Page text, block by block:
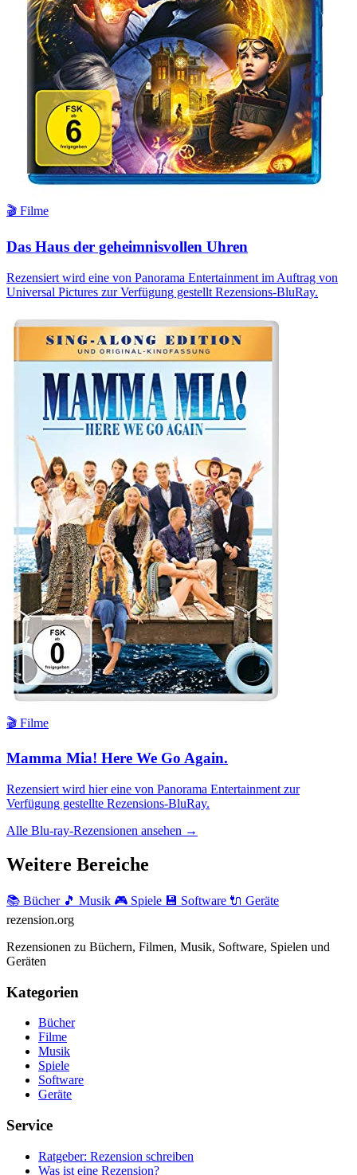
🎬 Filme
Das Haus der geheimnisvollen Uhren
Rezensiert wird eine von Panorama Entertainment im Auftrag von
Universal Pictures zur Verfügung gestellt Rezensions-BluRay.
🎬 Filme
Mamma Mia! Here We Go Again.
Rezensiert wird hier eine von Panorama Entertainment zur
Verfügung gestellte Rezensions-BluRay.
Alle Blu-ray-Rezensionen ansehen →
Weitere Bereiche
📚 Bücher 🎵 Musik 🎮 Spiele 💾 Software 🔌 Geräte
rezension.org
Rezensionen zu Büchern, Filmen, Musik, Software, Spielen und
Geräten
Kategorien
Bücher
Filme
Musik
Spiele
Software
Geräte
Service
Ratgeber: Rezension schreiben
Was ist eine Rezension?